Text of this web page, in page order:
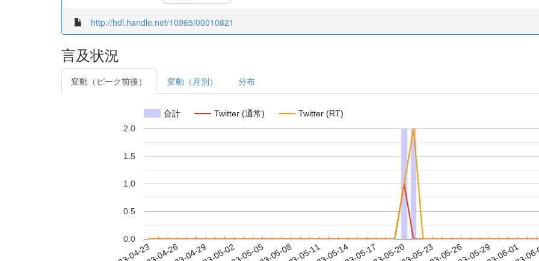
http://hdl.handle.net/10965/00010821
言及状況
変動（ピーク前後） 変動（月別） 分布
合計 Twitter (通常) Twitter (RT)
0.0
0.5
1.0
1.5
2.0